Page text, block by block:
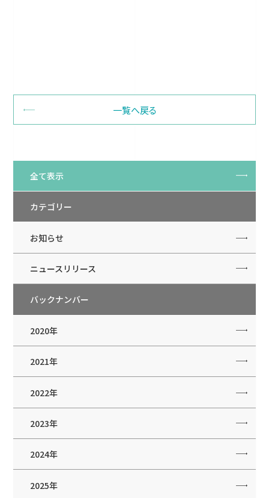
一覧へ戻る
全て表示
カテゴリー
お知らせ
ニュースリリース
バックナンバー
2020年
2021年
2022年
2023年
2024年
2025年